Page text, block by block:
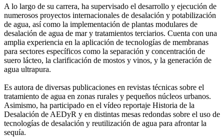
A lo largo de su carrera, ha supervisado el desarrollo y ejecución de
numerosos proyectos internacionales de desalación y potabilización
de agua, así como la implementación de plantas modulares de
desalación de agua de mar y tratamientos terciarios. Cuenta con una
amplia experiencia en la aplicación de tecnologías de membranas
para sectores específicos como la separación y concentración de
suero lácteo, la clarificación de mostos y vinos, y la generación de
agua ultrapura.
Es autora de diversas publicaciones en revistas técnicas sobre el
tratamiento de agua en zonas rurales y pequeños núcleos urbanos.
Asimismo, ha participado en el vídeo reportaje Historia de la
Desalación de AEDyR y en distintas mesas redondas sobre el uso de
tecnologías de desalación y reutilización de agua para afrontar la
sequía.